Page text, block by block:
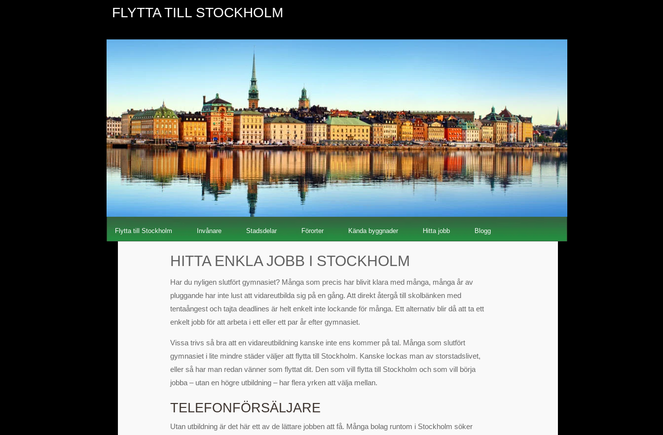
FLYTTA TILL STOCKHOLM
Flytta till Stockholm Invånare Stadsdelar Förorter Kända byggnader Hitta jobb Blogg
HITTA ENKLA JOBB I STOCKHOLM
Har du nyligen slutfört gymnasiet? Många som precis har blivit klara med många, många år av
pluggande har inte lust att vidareutbilda sig på en gång. Att direkt återgå till skolbänken med
tentaångest och tajta deadlines är helt enkelt inte lockande för många. Ett alternativ blir då att ta ett
enkelt jobb för att arbeta i ett eller ett par år efter gymnasiet.
Vissa trivs så bra att en vidareutbildning kanske inte ens kommer på tal. Många som slutfört
gymnasiet i lite mindre städer väljer att flytta till Stockholm. Kanske lockas man av storstadslivet,
eller så har man redan vänner som flyttat dit. Den som vill flytta till Stockholm och som vill börja
jobba – utan en högre utbildning – har flera yrken att välja mellan.
TELEFONFÖRSÄLJARE
Utan utbildning är det här ett av de lättare jobben att få. Många bolag runtom i Stockholm söker